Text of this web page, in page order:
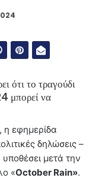
ότι το τραγούδι
μπορεί να
η εφημερίδα
δηλώσεις –
μετά την
«October Rain».